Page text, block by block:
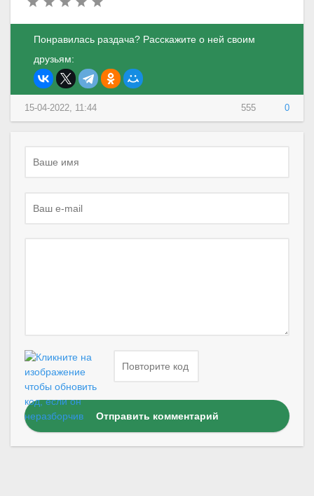
Понравилась раздача? Расскажите о ней своим
друзьям:
555 0
15-04-2022, 11:44
Отправить комментарий